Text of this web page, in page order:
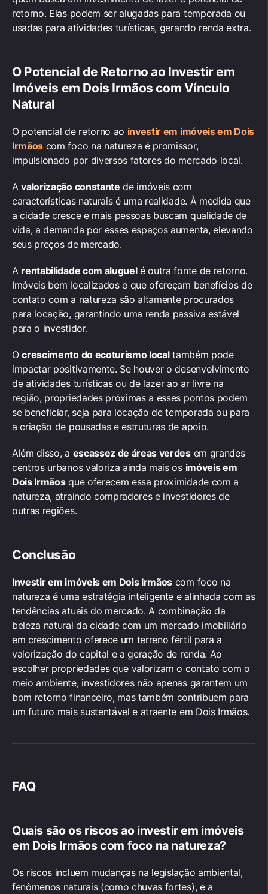
retorno. Elas podem ser alugadas para temporada ou
usadas para atividades turísticas, gerando renda extra.
O Potencial de Retorno ao Investir em
Imóveis em Dois Irmãos com Vínculo
Natural
O potencial de retorno ao investir em imóveis em Dois
Irmãos com foco na natureza é promissor,
impulsionado por diversos fatores do mercado local.
Avalorização constante de imóveis com
características naturais é uma realidade. À medida que
a cidade cresce e mais pessoas buscam qualidade de
vida, a demanda por esses espaços aumenta, elevando
seus preços de mercado.
A rentabilidade com aluguelé outra fonte de retorno.
Imóveis bem localizados e que ofereçam benefícios de
contato com a natureza são altamente procurados
para locação, garantindo uma renda passiva estável
para o investidor.
Ocrescimento do ecoturismo localtambém pode
impactar positivamente. Se houver o desenvolvimento
de atividades turísticas ou de lazer ao ar livre na
região, propriedades próximas a esses pontos podem
se beneficiar, seja para locação de temporada ou para
a criação de pousadas e estruturas de apoio.
Além disso, a escassez de áreas verdesem grandes
centros urbanos valoriza ainda mais os imóveis em
Dois Irmãosque oferecem essa proximidade com a
natureza, atraindo compradores e investidores de
outras regiões.
Conclusão
Investir em imóveis em Dois Irmãos com foco na
natureza é uma estratégia inteligente e alinhada com as
tendências atuais do mercado. A combinação da
beleza natural da cidade com um mercado imobiliário
em crescimento oferece um terreno fértil para a
valorização do capital e a geração de renda. Ao
escolher propriedades que valorizam o contato com o
meio ambiente, investidores não apenas garantem um
bom retorno financeiro, mas também contribuem para
um futuro mais sustentável e atraente em Dois Irmãos.
FAQ
Quais são os riscos ao investir em imóveis
em Dois Irmãoscom foco na natureza?
Os riscos incluem mudanças na legislação ambiental,
fenômenos naturais (como chuvas fortes), e a